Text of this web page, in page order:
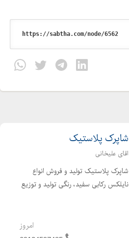
شاپرک پلاستیک
اقای علیخانی
شاپرک پلاستیک تولید و فروش انواع
نایلکس رکابی سفید، رنگی تولید و توزیع
تمایل با ارائه فاکتور رسمی ارزش افزوده
امروز